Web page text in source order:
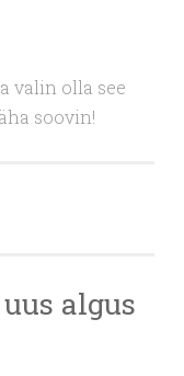
valin olla see
soovin!
algus